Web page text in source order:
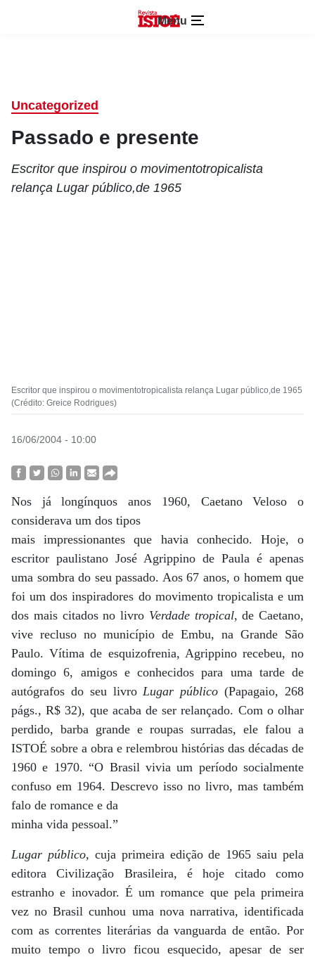
Menu
Uncategorized
Passado e presente
Escritor que inspirou o movimentotropicalista
relança Lugar público,de 1965
Escritor que inspirou o movimentotropicalista relança Lugar público,de 1965
(Crédito: Greice Rodrigues)
16/06/2004 - 10:00
Nos já longínquos anos 1960, Caetano Veloso o
considerava um dos tipos
mais impressionantes que havia conhecido. Hoje, o
escritor paulistano José Agrippino de Paula é apenas
uma sombra do seu passado. Aos 67 anos, o homem que
foi um dos inspiradores do movimento tropicalista e um
dos mais citados no livro Verdade tropical, de Caetano,
vive recluso no município de Embu, na Grande São
Paulo. Vítima de esquizofrenia, Agrippino recebeu, no
domingo 6, amigos e conhecidos para uma tarde de
autógrafos do seu livroLugar público (Papagaio, 268
págs., R$ 32), que acaba de ser relançado. Com o olhar
perdido, barba grande e roupas surradas, ele falou a
ISTOÉ sobre a obra e relembrou histórias das décadas de
1960 e 1970. “O Brasil vivia um período socialmente
confuso em 1964. Descrevo isso no livro, mas também
falo de romance e da
minha vida pessoal.”
Lugar público, cuja primeira edição de 1965 saiu pela
editora Civilização Brasileira, é hoje citado como
estranho e inovador. É um romance que pela primeira
vez no Brasil cunhou uma nova narrativa, identificada
com as correntes literárias da vanguarda de então. Por
muito tempo o livro ficou esquecido, apesar de ser